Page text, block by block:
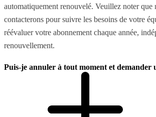
automatiquement renouvelé. Veuillez noter que
contacterons pour suivre les besoins de votre
réévaluer votre abonnement chaque année,
renouvellement.
Puis-je annuler à tout moment et demander